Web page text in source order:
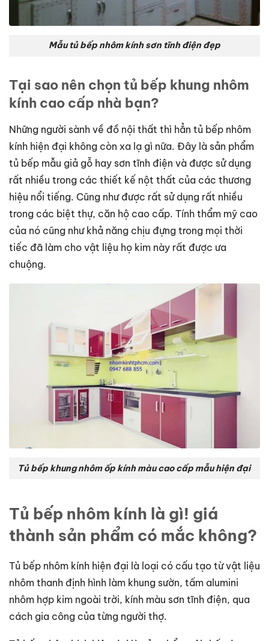
Mẫu tủ bếp nhôm kính sơn tĩnh điện đẹp
Tại sao nên chọn tủ bếp khung nhôm
kính cao cấp nhà bạn?
Những người sành về đồ nội thất thì hẳn tủ bếp nhôm
kính hiện đại không còn xa lạ gì nữa. Đây là sản phẩm
tủ bếp mẫu giả gỗ hay sơn tĩnh điện và được sử dụng
rất nhiều trong các thiết kế nột thất của các thương
hiệu nổi tiếng. Cũng như được rất sử dụng rất nhiều
trong các biệt thự, căn hộ cao cấp. Tính thẩm mỹ cao
của nó cũng như khả năng chịu đựng trong mọi thời
tiếc đã làm cho vật liệu họ kim này rất được ưa
chuộng.
Tủ bếp khung nhôm ốp kính màu cao cấp mẫu hiện đại
Tủ bếp nhôm kính là gì! giá
thành sản phẩm có mắc không?
Tủ bếp nhôm kính hiện đại là loại có cấu tạo từ vật liệu
nhôm thanh định hình làm khung sườn, tấm alumini
nhôm hợp kim ngoài trời, kính màu sơn tĩnh điện, qua
cách gia công của từng người thợ.